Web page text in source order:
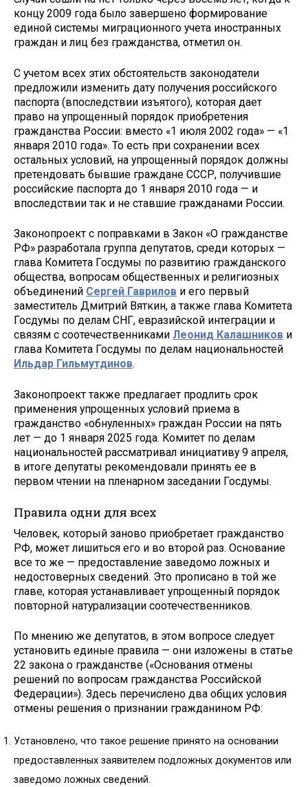
концу 2009 года было завершено формирование
единой системы миграционного учета иностранных
граждан и лиц без гражданства, отметил он.
С учетом всех этих обстоятельств законодатели
предложили изменить дату получения российского
паспорта (впоследствии изъятого), которая дает
право на упрощенный порядок приобретения
гражданства России: вместо «1 июля 2002 года» — «1
января 2010 года». То есть при сохранении всех
остальных условий, на упрощенный порядок должны
претендовать бывшие граждане СССР, получившие
российские паспорта до 1 января 2010 года — и
впоследствии так и не ставшие гражданами России.
Законопроект с поправками в Закон «О гражданстве
РФ» разработала группа депутатов, среди которых —
глава Комитета Госдумы по развитию гражданского
общества, вопросам общественных и религиозных
объединений Сергей Гаврилов и его первый
заместитель Дмитрий Вяткин, а также глава Комитета
Госдумы по делам СНГ, евразийской интеграции и
связям с соотечественниками Леонид Калашников и
глава Комитета Госдумы по делам национальностей
Ильдар Гильмутдинов.
Законопроект также предлагает продлить срок
применения упрощенных условий приема в
гражданство «обнуленных» граждан России на пять
лет — до 1 января 2025 года. Комитет по делам
национальностей рассматривал инициативу 9 апреля,
в итоге депутаты рекомендовали принять ее в
первом чтении на пленарном заседании Госдумы.
Правила одни для всех
Человек, который заново приобретает гражданство
РФ, может лишиться его и во второй раз. Основание
все то же — предоставление заведомо ложных и
недостоверных сведений. Это прописано в той же
главе, которая устанавливает упрощенный порядок
повторной натурализации соотечественников.
По мнению же депутатов, в этом вопросе следует
установить единые правила — они изложены в статье
22 закона о гражданстве («Основания отмены
решений по вопросам гражданства Российской
Федерации»). Здесь перечислено два общих условия
отмены решения о признании гражданином РФ:
Установлено, что такое решение принято на основании
предоставленных заявителем подложных документов или
заведомо ложных сведений.